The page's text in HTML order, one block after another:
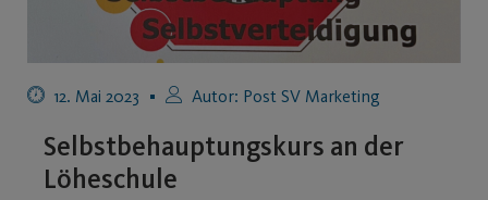
12. Mai 2023 Autor: Post SV Marketing
Selbstbehauptungskurs an der
Löheschule